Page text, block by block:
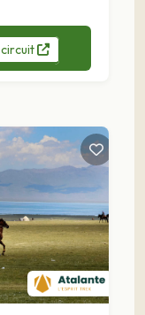
circuit